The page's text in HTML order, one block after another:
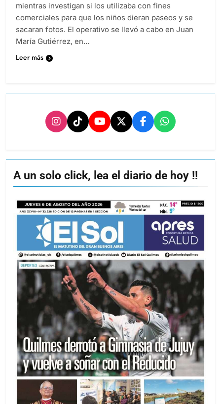
mientras investigan si los utilizaba con fines
comerciales para que los niños dieran paseos y se
sacaran fotos. El operativo se llevó a cabo en Juan
María Gutiérrez, en…
Leer más
A un solo click, lea el diario de hoy !!